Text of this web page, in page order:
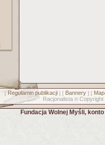
[ Regulamin publikacji] [ Bannery] [
Racjonalista © Copyright
Fundacja Wolnej Myśli,